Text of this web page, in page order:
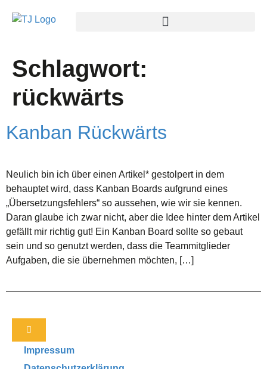
Schlagwort:
rückwärts
Kanban Rückwärts
Neulich bin ich über einen Artikel* gestolpert in dem
behauptet wird, dass Kanban Boards aufgrund eines
„Übersetzungsfehlers“ so aussehen, wie wir sie kennen.
Daran glaube ich zwar nicht, aber die Idee hinter dem Artikel
gefällt mir richtig gut! Ein Kanban Board sollte so gebaut
sein und so genutzt werden, dass die Teammitglieder
Aufgaben, die sie übernehmen möchten, […]
Impressum